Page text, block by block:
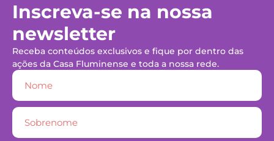
Inscreva-se na nossa
newsletter
Receba conteúdos exclusivos e fique por dentro das
ações da Casa Fluminense e toda a nossa rede.